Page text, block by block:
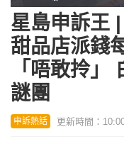
18.86%
星島申訴王
甜品店派錢
「唔敢拎」
謎團
申訴熱話 更新時間：